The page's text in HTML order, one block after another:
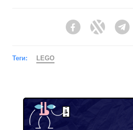
FacebookTwitter
Теги: LEGO